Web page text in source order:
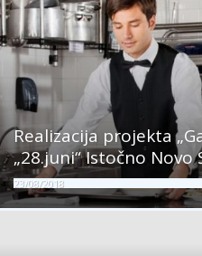
Realizacija projekta
„28.juni“ Istočno Novo
23/08/2018